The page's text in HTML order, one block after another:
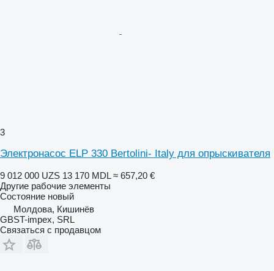
3
Электронасос ELP 330 Bertolini- Italy для опрыскивателя
9 012 000 UZS 13 170 MDL ≈ 657,20 €
Другие рабочие элементы
Состояние новый
Молдова, Кишинёв
GBST-impex, SRL
Связаться с продавцом